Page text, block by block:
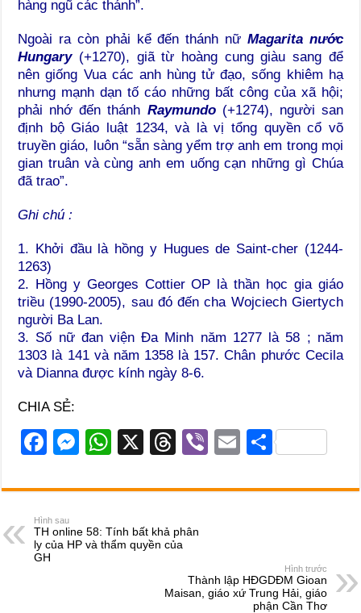
hàng ngũ các thánh”.
Ngoài ra còn phải kể đến thánh nữ Magarita nước
Hungary (+1270), giã từ hoàng cung giàu sang để
nên giống Vua các anh hùng tử đạo, sống khiêm hạ
nhưng mạnh dạn tố cáo những bất công của xã hội;
phải nhớ đến thánh Raymundo(+1274), người san
định bộ Giáo luật 1234, và là vị tổng quyền cổ võ
truyền giáo, luôn “sẵn sàng yểm trợ anh em trong mọi
gian truân và cùng anh em uống cạn những gì Chúa
đã trao”.
Ghi chú :
1. Khởi đầu là hồng y Hugues de Saint-cher (1244-
1263)
2. Hồng y Georges Cottier OP là thần học gia giáo
triều (1990-2005), sau đó đến cha Wojciech Giertych
người Ba Lan.
3. Số nữ đan viện Đa Minh năm 1277 là 58 ; năm
1303 là 141 và năm 1358 là 157. Chân phước Cecila
và Dianna được kính ngày 8-6.
CHIA SẺ:
F
c
e
b
o
M
ss
n
W
at
A
X
T
e
d
s
Vi
er
E
ail
S
ar
Hình sau
TH online 58: Tính bất khả phân
ly của HP và thẩm quyền của
GH
Hình trước
Thành lập HĐGDĐM Gioan
Maisan, giáo xứ Trung Hải, giáo
phận Cần Thơ